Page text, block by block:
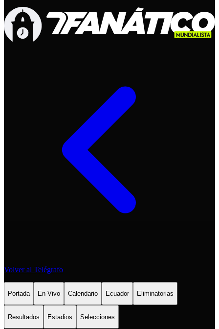
Volver al Telégrafo
Portada En Vivo Calendario Ecuador Eliminatorias
Resultados Estadios Selecciones